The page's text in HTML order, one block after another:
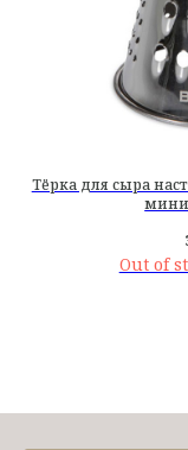
Тёрка для сыра
мини
Out of